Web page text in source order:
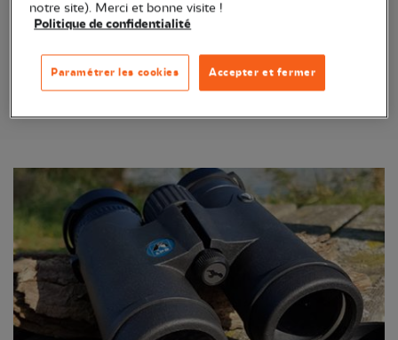
Je découvre les anticollisions
notre site). Merci et bonne visite !
Politique de confidentialité
Accepter et fermer
Paramétrer les cookies